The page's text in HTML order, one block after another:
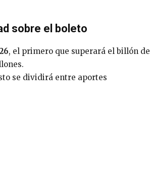
sobre el boleto
, el primero que superará el billón de
se dividirá entre aportes